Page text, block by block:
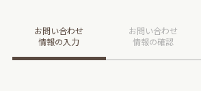
お問い合わせ
情報の入力
お問い合わせ
情報の確認